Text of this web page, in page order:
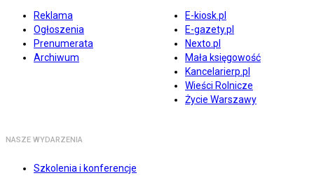
Reklama
Ogłoszenia
Prenumerata
Archiwum
E-kiosk.pl
E-gazety.pl
Nexto.pl
Mała księgowość
Kancelarierp.pl
Wieści Rolnicze
Życie Warszawy
NASZE WYDARZENIA
Szkolenia i konferencje